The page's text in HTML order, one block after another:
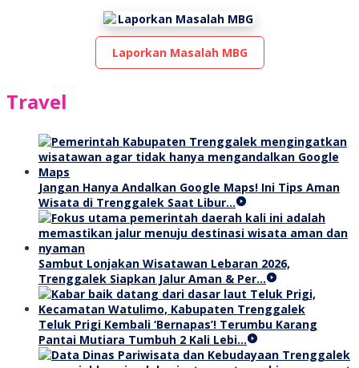
Laporkan Masalah MBG
Travel
Jangan Hanya Andalkan Google Maps! Ini Tips Aman
Wisata di Trenggalek Saat Libur…
Sambut Lonjakan Wisatawan Lebaran 2026,
Trenggalek Siapkan Jalur Aman & Per…
Teluk Prigi Kembali ‘Bernapas’! Terumbu Karang
Pantai Mutiara Tumbuh 2 Kali Lebi…